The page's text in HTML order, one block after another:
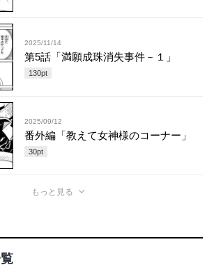
2025/11/14
第5話「満願成珠消失事件－１」
130pt
2025/09/12
番外編「教えて女神様のコーナー」
30pt
もっと見る